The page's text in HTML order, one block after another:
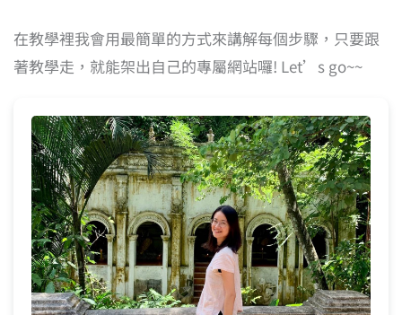
在教學裡我會用最簡單的方式來講解每個步驟，只要跟
著教學走，就能架出自己的專屬網站囉! Let’s go~~